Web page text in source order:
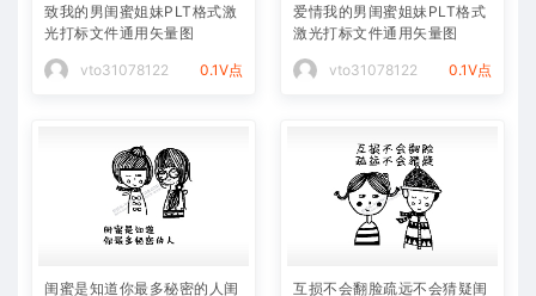
致我的男闺蜜姐妹PLT格式激
光打标文件通用矢量图
vto31078122 0.1V点
爱情我的男闺蜜姐妹PLT格式
激光打标文件通用矢量图
vto31078122 0.1V点
闺蜜是知道你最多秘密的人闺
互损不会翻脸疏远不会猜疑闺